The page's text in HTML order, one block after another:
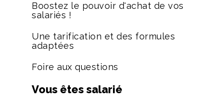
Boostez le pouvoir d'achat de vos
salariés !
Une tarification et des formules
adaptées
Foire aux questions
Vous êtes salarié